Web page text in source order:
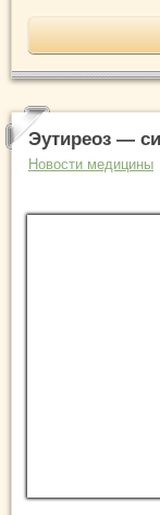
Эутиреоз —
Новости медицины